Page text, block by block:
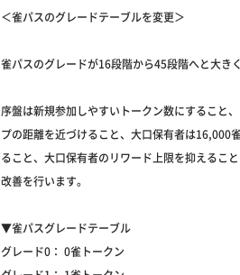
＜雀パスのグレードテーブルを変更＞
雀パスのグレードが16段階から45段階へと大き
序盤は新規参加しやすいトークン数にすること
プの距離を近づけること、大口保有者は16,000
ること、大口保有者のリワード上限を抑えるこ
改善を行います。
▼雀パスグレードテーブル
グレード0： 0雀トークン